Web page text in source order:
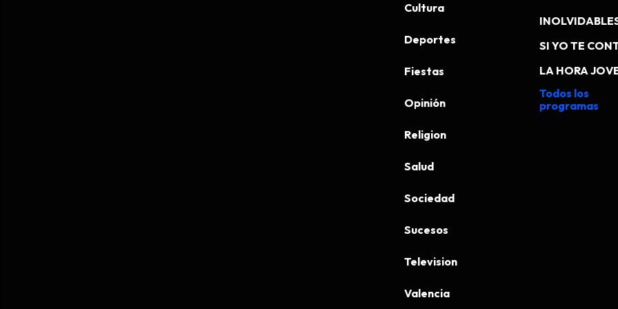
Cultura
Deportes
Fiestas
Opinión
Religion
Salud
Sociedad
Sucesos
Television
Valencia
SI YO TE
LA HORA
Todos los
programas